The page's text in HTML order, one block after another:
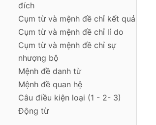
đích
Cụm từ và mệnh đề chỉ kết quả
Cụm từ và mệnh đề chỉ lí do
Cụm từ và mệnh đề chỉ sự
nhượng bộ
Mệnh đề danh từ
Mệnh đề quan hệ
Câu điều kiện loại (1 - 2- 3)
Động từ